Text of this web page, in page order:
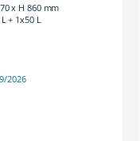
x H 860 mm
+ 1x50 L
2026